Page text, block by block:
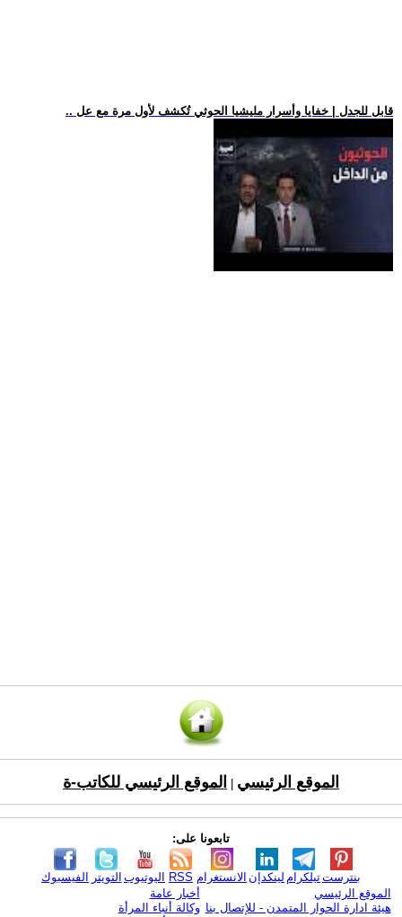
.. قابل للجدل | خفايا وأسرار مليشيا الحوثي تُكشف لأول مرة مع عل
الموقع الرئيسي الموقع الرئيسي للكاتب-ة
تابعونا على:
الفيسبوك التويتر اليوتيوب RSS الانستغرام لينكدإن تيلكرامبنترست
الموقع الرئيسي
هيئة ادارة الحوار المتمدن - للإتصال بنا
أخبار عامة
وكالة أنباء المرأة